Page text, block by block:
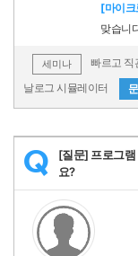
[마이크
맞습니
세미나
빠르고
날로그 시뮬레이터
Q
[질문] 프로그램
요?